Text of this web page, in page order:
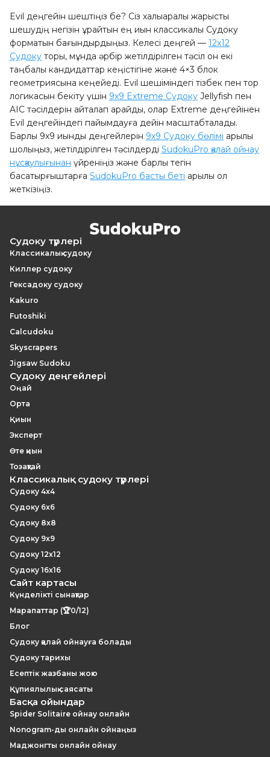
Evil деңгейін шештіңіз бе? Сіз халықаралық жарыстық
шешудің негізін құрайтын ең қиын классикалық Судоку
форматын бағындырдыңыз. Келесі деңгей — 12x12
Судоку торы, мұнда әрбір жетілдірілген тәсіл он екі
таңбалы кандидаттар кеңістігіне және 4×3 блок
геометриясына кеңейеді. Evil шешіміндегі тізбек пен тор
логикасын бекіту үшін 9x9 Extreme Судоку Jellyfish пен
AIC тәсілдерін қайталап қарайды, олар Extreme деңгейінен
Evil деңгейіндегі пайымдауға дейін масштабталады.
Барлық 9x9 қиындық деңгейлерін 9x9 Судоку бөлімі арқылы
шолыңыз, жетілдірілген тәсілдерді SudokuPro қалай ойнау
нұсқаулығынан үйреніңіз және барлық тегін
басқатырғыштарға SudokuPro басты беті арқылы қол
жеткізіңіз.
Судоку түрлері
Классикалық судоку
Киллер судоку
Гексадоку судоку
Kakuro
Futoshiki
Calcudoku
Skyscrapers
Jigsaw Sudoku
Судоку деңгейлері
Оңай
Орта
Қиын
Эксперт
Өте қиын
Тозақтай
Классикалық судоку түрлері
Судоку 4x4
Судоку 6x6
Судоку 8x8
Судоку 9x9
Судоку 12x12
Судоку 16x16
Сайт картасы
Күнделікті сынақтар
Марапаттар (🏆0/12)
Блог
Судоку қалай ойнауға болады
Судоку тарихы
Есептік жазбаны жою
Құпиялылық саясаты
Басқа ойындар
Spider Solitaire ойнау онлайн
Nonogram-ды онлайн ойнаңыз
Маджонгты онлайн ойнау